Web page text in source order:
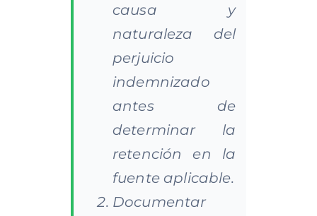
causa y
naturaleza del
perjuicio
indemnizado
antes de
determinar la
retención en la
fuente aplicable.
Documentar